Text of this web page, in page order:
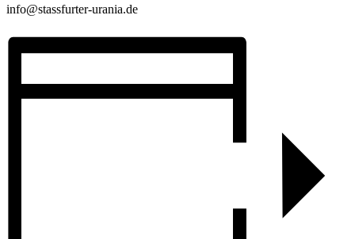
info@stassfurter-urania.de